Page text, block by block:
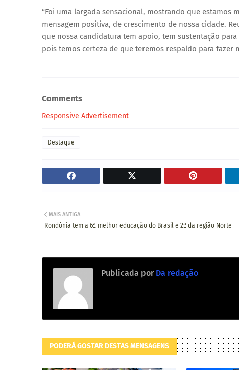
“Foi uma largada sensacional, mostrando que estamos
mensagem positiva, de crescimento de nossa cidade.
que nossa candidatura tem apoio, tem sustentação
pois temos certeza de que teremos respaldo para
Comments
Responsive Advertisement
Destaque
MAIS ANTIGA
Rondônia tem a 6ª melhor educação do Brasil e 2ª da região Norte
Publicada por Da redação
PODERÁ GOSTAR DESTAS MENSAGENS